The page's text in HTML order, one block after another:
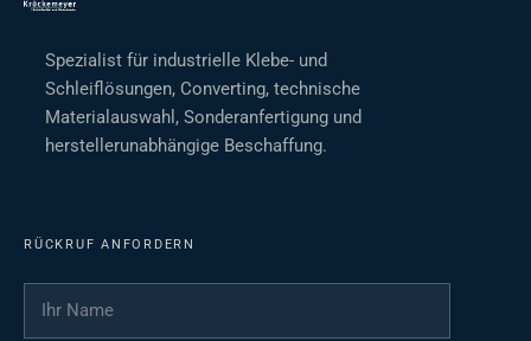
Spezialist für industrielle Klebe- und
Schleiflösungen, Converting, technische
Materialauswahl, Sonderanfertigung und
herstellerunabhängige Beschaffung.
RÜCKRUF ANFORDERN
Ihr Name